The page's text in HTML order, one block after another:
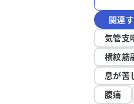
関連
気管支
横紋筋
息が苦
腹痛